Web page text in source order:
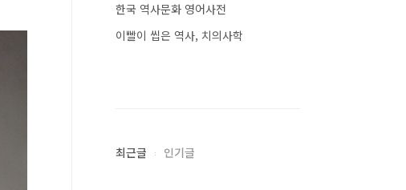
한국 역사문화 영어사전
이빨이 씹은 역사, 치의사학
최근글 인기글